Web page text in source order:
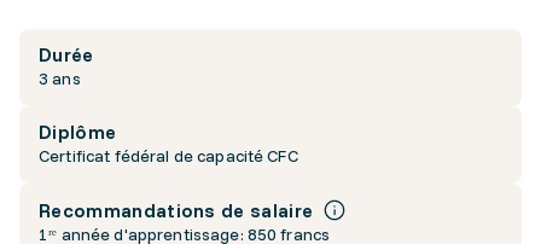
Durée
3 ans
Diplôme
Certificat fédéral de capacité CFC
Recommandations de salaire
1ʳᵉ année d'apprentissage: 850 francs